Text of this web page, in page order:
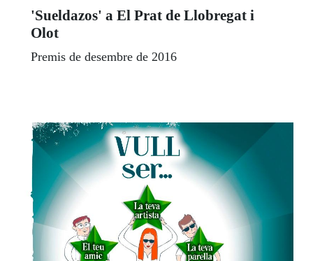
'Sueldazos' a El Prat de Llobregat i
Olot
Premis de desembre de 2016